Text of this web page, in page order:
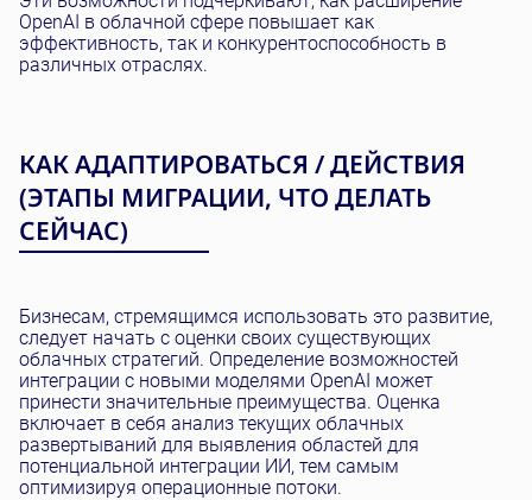
OpenAI в облачной сфере повышает как
эффективность, так и конкурентоспособность в
различных отраслях.
КАК АДАПТИРОВАТЬСЯ / ДЕЙСТВИЯ
(ЭТАПЫ МИГРАЦИИ, ЧТО ДЕЛАТЬ
СЕЙЧАС)
Бизнесам, стремящимся использовать это развитие,
следует начать с оценки своих существующих
облачных стратегий. Определение возможностей
интеграции с новыми моделями OpenAI может
принести значительные преимущества. Оценка
включает в себя анализ текущих облачных
развертываний для выявления областей для
потенциальной интеграции ИИ, тем самым
оптимизируя операционные потоки.